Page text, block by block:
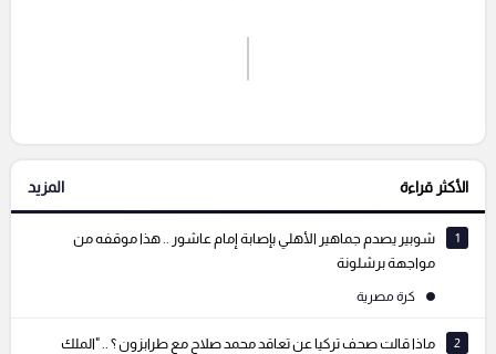
إرسال تعليق
التعليقات السابقة
الأكثر قراءة المزيد
1
شوبير يصدم جماهير الأهلي بإصابة إمام عاشور .. هذا موقفه من
مواجهة برشلونة
كرة مصرية
2 ماذا قالت صحف تركيا عن تعاقد محمد صلاح مع طرابزون ؟ .. "الملك